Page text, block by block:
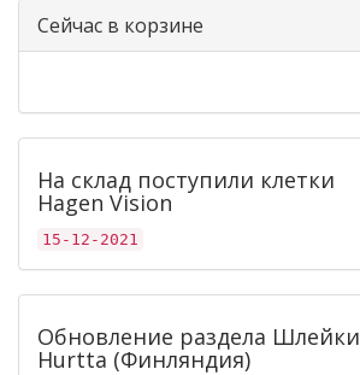
Сейчас в корзине
На склад поступили клетки
Hagen Vision
15-12-2021
Обновление раздела Шлейки
Hurtta (Финляндия)